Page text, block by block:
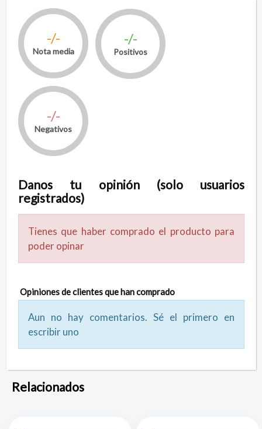
-/-
Nota media
-/-
Positivos
-/-
Negativos
Danos tu opinión (solo usuarios
registrados)
Tienes que haber comprado el producto para
poder opinar
Opiniones de clientes que han comprado
Aun no hay comentarios. Sé el primero en
escribir uno
Relacionados